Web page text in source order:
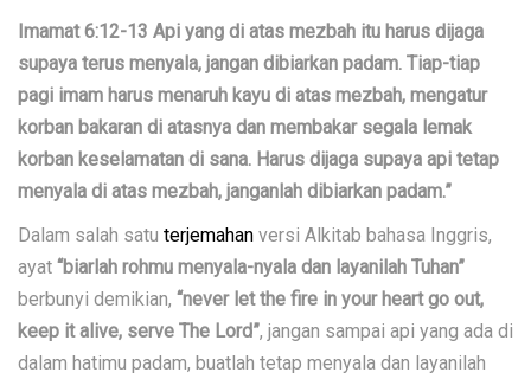
Imamat 6:12-13 Api yang di atas mezbah itu harus dijaga
supaya terus menyala, jangan dibiarkan padam. Tiap-tiap
pagi imam harus menaruh kayu di atas mezbah, mengatur
korban bakaran di atasnya dan membakar segala lemak
korban keselamatan di sana. Harus dijaga supaya api tetap
menyala di atas mezbah, janganlah dibiarkan padam.”
Dalam salah satu terjemahan versi Alkitab bahasa Inggris,
ayat “biarlah rohmu menyala-nyala dan layanilah Tuhan”
berbunyi demikian, “never let the fire in your heart go out,
keep it alive, serve The Lord”, jangan sampai api yang ada di
dalam hatimu padam, buatlah tetap menyala dan layanilah